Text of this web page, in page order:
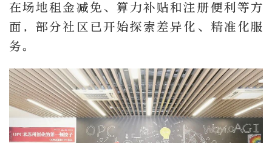
在场地租金减免、算力补贴和注册便利等方
面，部分社区已开始探索差异化、精准化服
务。